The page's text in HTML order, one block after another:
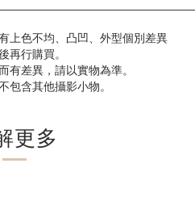
上色不均、凸凹、外型個別差異
再行購買。
有差異，請以實物為準。
包含其他攝影小物。
更多